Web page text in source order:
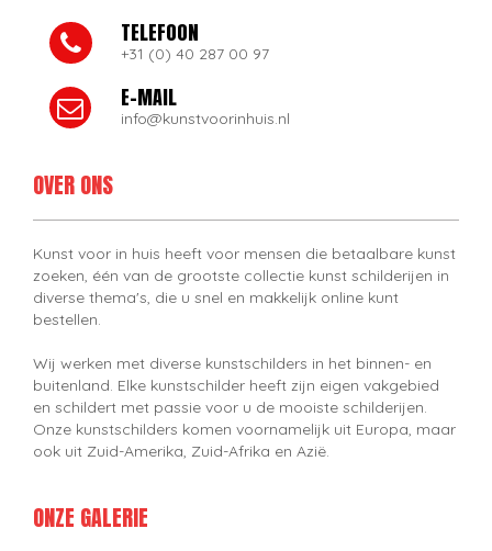
TELEFOON
+31 (0) 40 287 00 97
E-MAIL
info@kunstvoorinhuis.nl
OVER ONS
Kunst voor in huis heeft voor mensen die betaalbare kunst
zoeken, één van de grootste collectie kunst schilderijen in
diverse thema's, die u snel en makkelijk online kunt
bestellen.
Wij werken met diverse kunstschilders in het binnen- en
buitenland. Elke kunstschilder heeft zijn eigen vakgebied
en schildert met passie voor u de mooiste schilderijen.
Onze kunstschilders komen voornamelijk uit Europa, maar
ook uit Zuid-Amerika, Zuid-Afrika en Azië.
ONZE GALERIE